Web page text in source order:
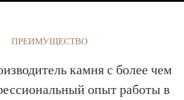
ПРЕИМУЩЕСТВО
камня с более чем
опыт работы в